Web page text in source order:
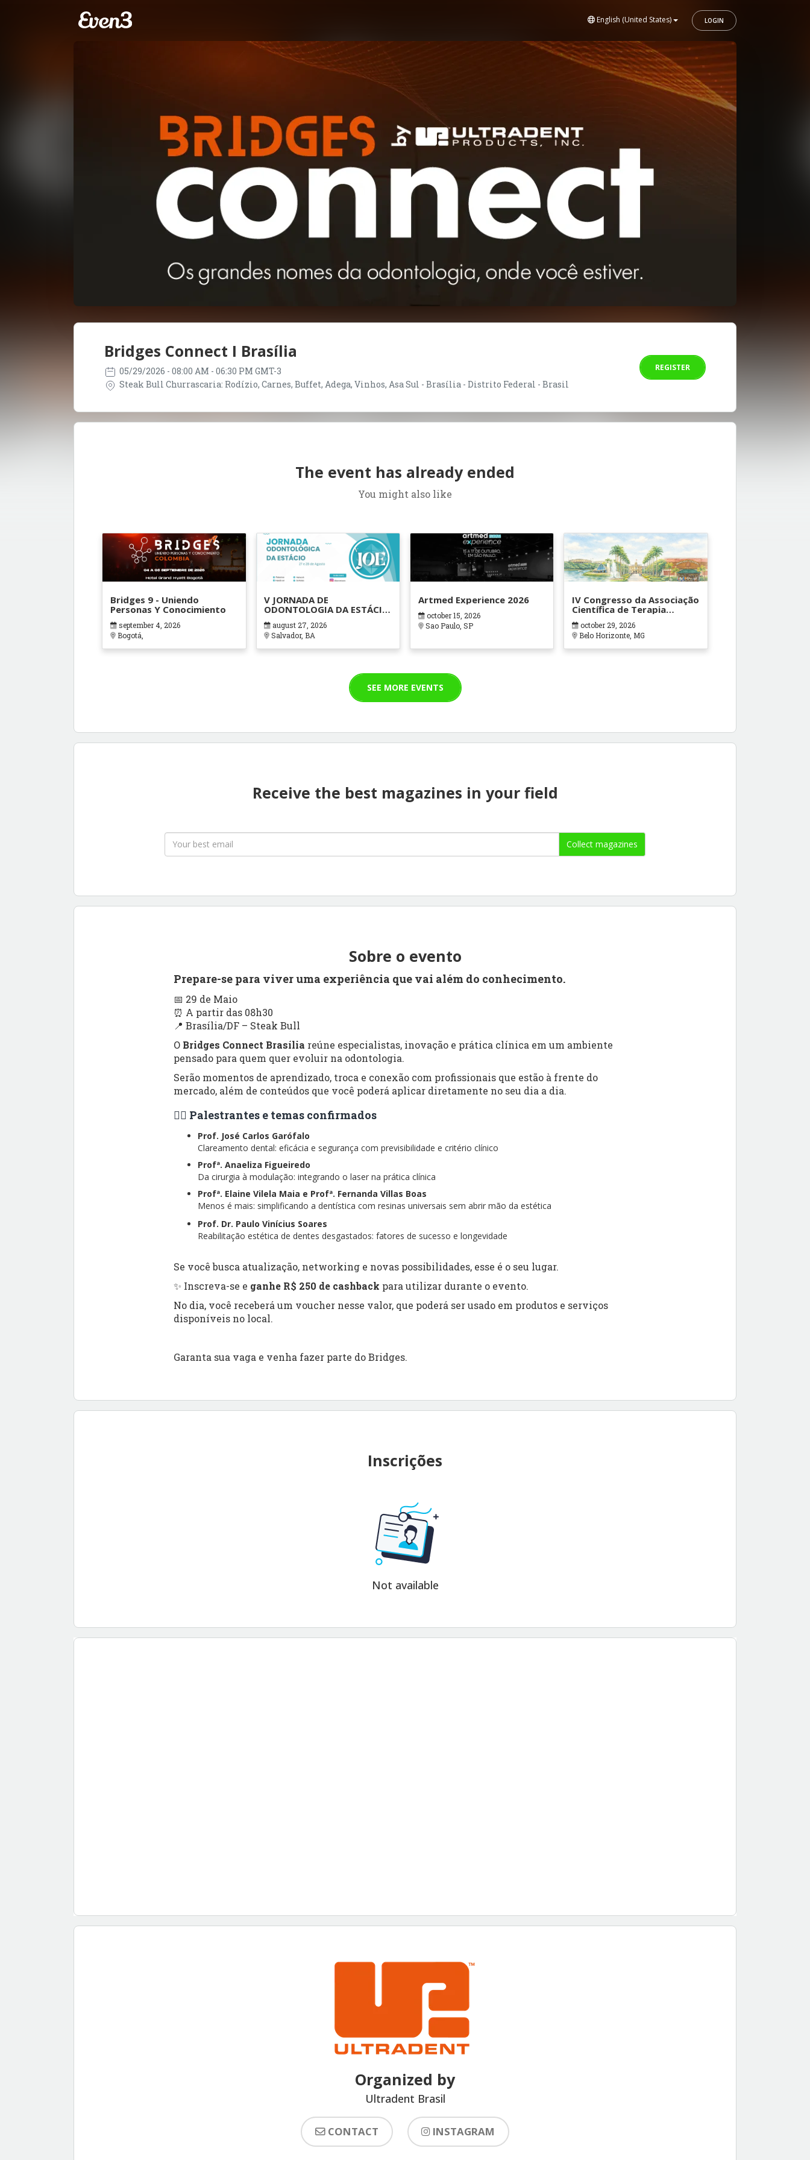
English (United States) LOGIN
Bridges Connect I Brasília
05/29/2026 - 08:00 AM - 06:30 PM GMT-3
Steak Bull Churrascaria: Rodízio, Carnes, Buffet, Adega, Vinhos, Asa Sul - Brasília - Distrito Federal - Brasil
REGISTER
The event has already ended
You might also like
Bridges 9 - Uniendo
Personas Y Conocimiento
september 4, 2026
Bogotá,
V JORNADA DE
ODONTOLOGIA DA ESTÁCIO
BAHIA
august 27, 2026
Salvador, BA
Artmed Experience 2026
october 15, 2026
Sao Paulo, SP
IV Congresso da Associação
Científica de Terapia
Ocupacional em Contextos
Hospitalares e Cuidados
Paliativos - ATOHOSP
october 29, 2026
Belo Horizonte, MG
SEE MORE EVENTS
Receive the best magazines in your field
Collect magazines
Sobre o evento
Prepare-se para viver uma experiência que vai além do conhecimento.
📅 29 de Maio
⏰ A partir das 08h30
📍 Brasília/DF – Steak Bull
O Bridges Connect Brasília reúne especialistas, inovação e prática clínica em um ambiente
pensado para quem quer evoluir na odontologia.
Serão momentos de aprendizado, troca e conexão com profissionais que estão à frente do
mercado, além de conteúdos que você poderá aplicar diretamente no seu dia a dia.
👨‍⚕️ Palestrantes e temas confirmados
Prof. José Carlos Garófalo
Clareamento dental: eficácia e segurança com previsibilidade e critério clínico
Profª. Anaeliza Figueiredo
Da cirurgia à modulação: integrando o laser na prática clínica
Profª. Elaine Vilela Maia e Profª. Fernanda Villas Boas
Menos é mais: simplificando a dentística com resinas universais sem abrir mão da estética
Prof. Dr. Paulo Vinícius Soares
Reabilitação estética de dentes desgastados: fatores de sucesso e longevidade
Se você busca atualização, networking e novas possibilidades, esse é o seu lugar.
✨ Inscreva-se e ganhe R$ 250 de cashback para utilizar durante o evento.
No dia, você receberá um voucher nesse valor, que poderá ser usado em produtos e serviços
disponíveis no local.
Garanta sua vaga e venha fazer parte do Bridges.
Inscrições
Not available
Organized by
Ultradent Brasil
CONTACT INSTAGRAM